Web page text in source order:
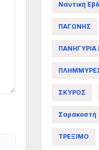
Ναυτική
ΠΑΓΩΝΗΣ
ΠΑΝΗΓΥΡΙΑ
ΣΚΥΡΟΣ
Σαρακοστή
ΤΡΕΞΙΜΟ